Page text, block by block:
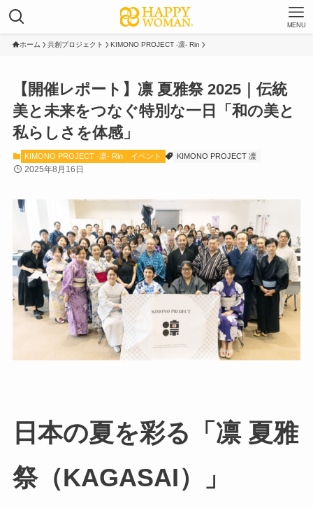
MENU
ホーム 共創プロジェクト KIMONO PROJECT -凛- Rin
【開催レポート】凛 夏雅祭 2025｜伝統
美と未来をつなぐ特別な一日「和の美と
私らしさを体感」
KIMONO PROJECT -凛- Rin イベント KIMONO PROJECT 凛
2025年8月16日
日本の夏を彩る「凛 夏雅
祭（KAGASAI）」